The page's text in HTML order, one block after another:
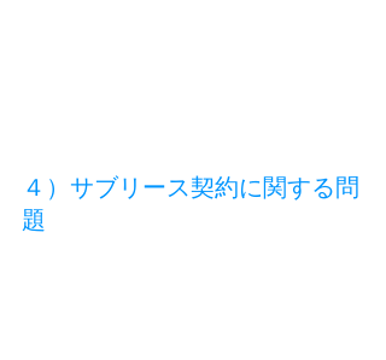
４）サブリース契約に関する問
題